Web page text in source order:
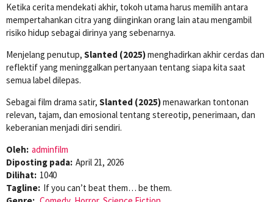
Ketika cerita mendekati akhir, tokoh utama harus memilih antara
mempertahankan citra yang diinginkan orang lain atau mengambil
risiko hidup sebagai dirinya yang sebenarnya.
Menjelang penutup, Slanted (2025)menghadirkan akhir cerdas dan
reflektif yang meninggalkan pertanyaan tentang siapa kita saat
semua label dilepas.
Sebagai film drama satir, Slanted (2025)menawarkan tontonan
relevan, tajam, dan emosional tentang stereotip, penerimaan, dan
keberanian menjadi diri sendiri.
Oleh: adminfilm
Diposting pada: April 21, 2026
Dilihat: 1040
Tagline: If you can’t beat them… be them.